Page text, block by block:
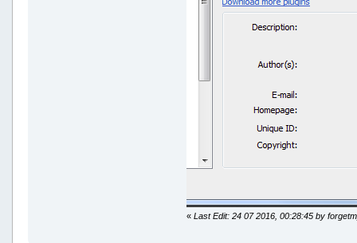
«Last Edit: 24 07 2016, 00:28:45 by